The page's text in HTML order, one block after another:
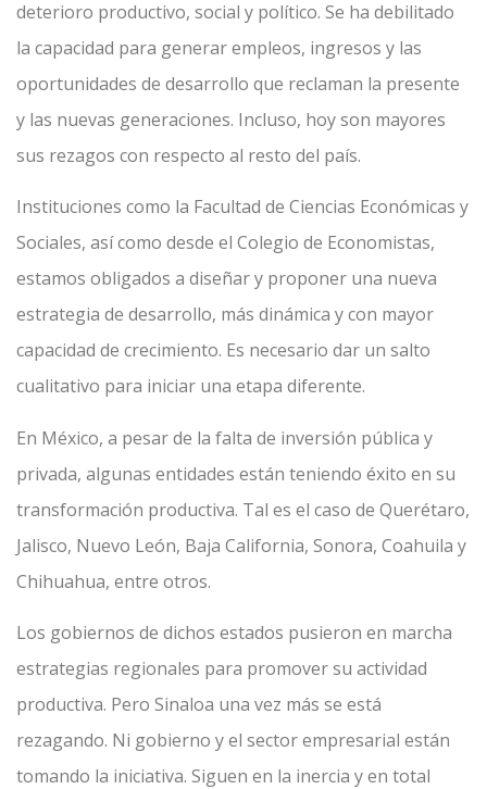
deterioro productivo, social y político. Se ha debilitado
la capacidad para generar empleos, ingresos y las
oportunidades de desarrollo que reclaman la presente
y las nuevas generaciones. Incluso, hoy son mayores
sus rezagos con respecto al resto del país.
Instituciones como la Facultad de Ciencias Económicas y
Sociales, así como desde el Colegio de Economistas,
estamos obligados a diseñar y proponer una nueva
estrategia de desarrollo, más dinámica y con mayor
capacidad de crecimiento. Es necesario dar un salto
cualitativo para iniciar una etapa diferente.
En México, a pesar de la falta de inversión pública y
privada, algunas entidades están teniendo éxito en su
transformación productiva. Tal es el caso de Querétaro,
Jalisco, Nuevo León, Baja California, Sonora, Coahuila y
Chihuahua, entre otros.
Los gobiernos de dichos estados pusieron en marcha
estrategias regionales para promover su actividad
productiva. Pero Sinaloa una vez más se está
rezagando. Ni gobierno y el sector empresarial están
tomando la iniciativa. Siguen en la inercia y en total